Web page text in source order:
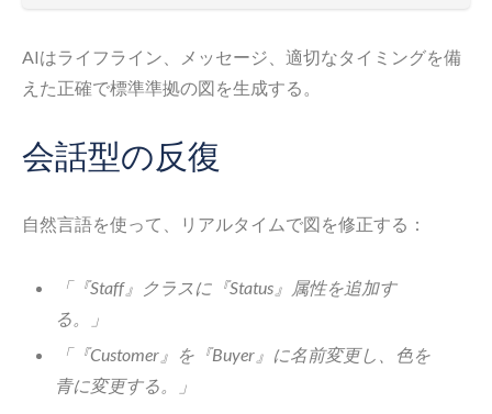
AIはライフライン、メッセージ、適切なタイミングを備
えた正確で標準準拠の図を生成する。
会話型の反復
自然言語を使って、リアルタイムで図を修正する：
「『Staff』クラスに『Status』属性を追加す
る。」
「『Customer』を『Buyer』に名前変更し、色を
青に変更する。」